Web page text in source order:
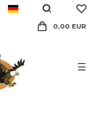
0,00 EUR
☰